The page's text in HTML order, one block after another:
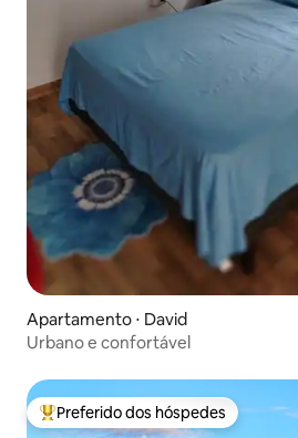
Apartamento ⋅ David
Urbano e confortável
Entre os melhores preferidos dos
Preferido dos hóspedes